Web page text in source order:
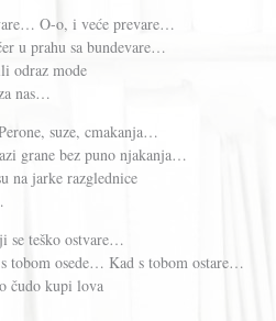
O-o, i veće prevare…
u prahu sa bundevare…
odraz mode
nas…
suze, cmakanja…
grane bez puno njakanja…
na jarke razglednice
se teško ostvare…
tobom osede… Kad s tobom ostare…
čudo kupi lova